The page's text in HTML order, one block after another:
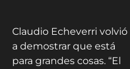
Claudio Echeverri volvió
a demostrar que está
para grandes cosas. “El